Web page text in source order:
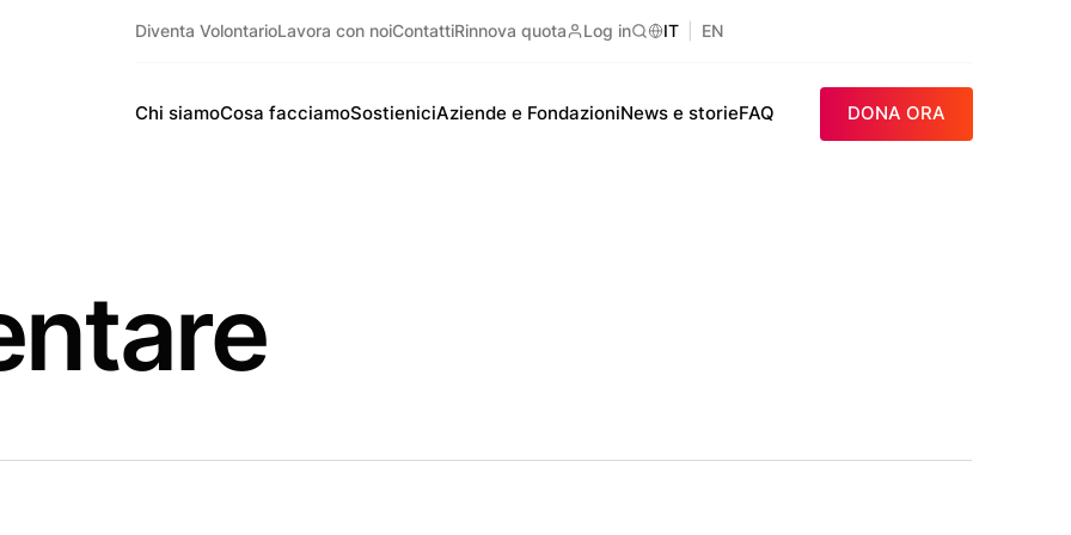
Chi siamoCosa facciamoSostieniciAziende e FondazioniNews e storieFAQ DONA ORA
Diventa VolontarioLavora con noiContattiRinnova quota Log in
Ricerca
IT EN